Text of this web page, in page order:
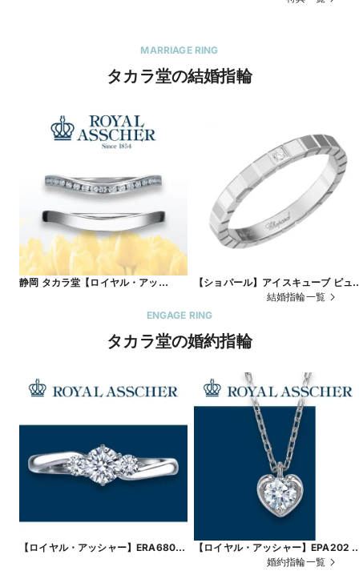
MARRIAGE RING
タカラ堂の結婚指輪
静岡 タカラ堂【ロイヤル・アッ
らかい印象のハーフエタニティリング
【ショパール】アイスキューブ ピュ
結婚指輪一覧
ENGAGE RING
タカラ堂の婚約指輪
【ロイヤル・アッシャー】ERA680
【ロイヤル・アッシャー】EPA202
想いを込めて贈る、婚約ネックレス～
婚約指輪一覧